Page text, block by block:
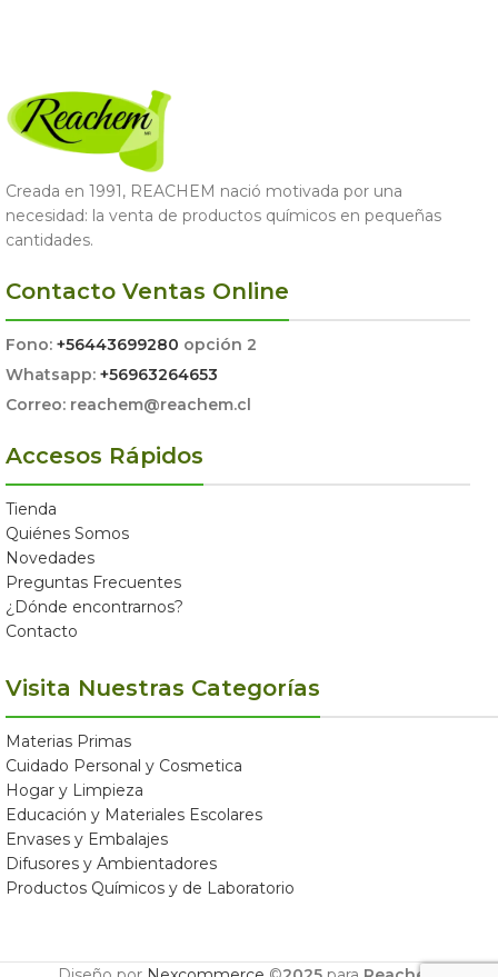
Creada en 1991, REACHEM nació motivada por una
necesidad: la venta de productos químicos en pequeñas
cantidades.
Contacto Ventas Online
Fono: +56443699280 opción 2
Whatsapp: +56963264653
Correo: reachem@reachem.cl
Accesos Rápidos
Tienda
Quiénes Somos
Novedades
Preguntas Frecuentes
¿Dónde encontrarnos?
Contacto
Visita Nuestras Categorías
Materias Primas
Cuidado Personal y Cosmetica
Hogar y Limpieza
Educación y Materiales Escolares
Envases y Embalajes
Difusores y Ambientadores
Productos Químicos y de Laboratorio